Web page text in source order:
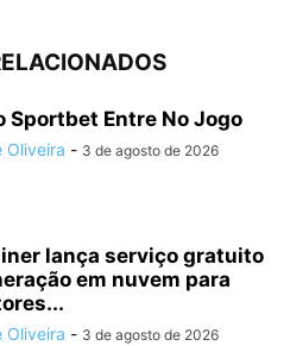
Sportbet Entre No Jogo
Oliveira - 3 de agosto de 2026
lança serviço gratuito
em nuvem para
Oliveira - 3 de agosto de 2026